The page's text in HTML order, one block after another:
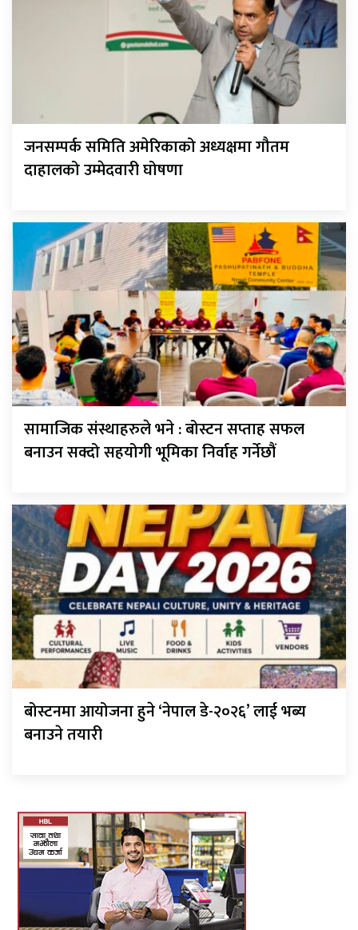
जनसम्पर्क समिति अमेरिकाको अध्यक्षमा गौतम
दाहालको उम्मेदवारी घोषणा
सामाजिक संस्थाहरुले भने : बोस्टन सप्ताह सफल
बनाउन सक्दो सहयोगी भूमिका निर्वाह गर्नेछौं
बोस्टनमा आयोजना हुने ‘नेपाल डे-२०२६’ लाई भब्य
बनाउने तयारी